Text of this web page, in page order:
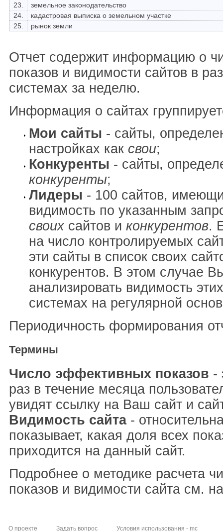
23.
земельное законодательство
24.
кадастровая выписка о земельном участке
25.
рынок земли
Отчет содержит информацию о
показов и видимости сайтов в
системах за неделю.
Информация о сайтах
Мои сайты - сайты,
настройках как свои;
Конкуренты - сайты,
конкуренты;
Лидеры - 100 сайтов,
видимость по указанным
своих сайтов и конкурентов.
на число контролируемых
эти сайты в список своих
конкурентов. В этом случае
анализировать видимость
системах на регулярной
Периодичность формирования
Термины
Число эффективных показов -
раз в течение месяца
увидят ссылку на Ваш сайт и
Видимость сайта-
показывает, какая доля всех
приходится на данный сайт.
Подробнее о методике расчета
показов и видимости сайта см.
О проекте Задать вопрос Условия использования - mc